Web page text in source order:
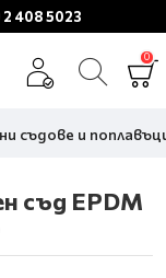
408 5023
0
съдове и
съд EPDM